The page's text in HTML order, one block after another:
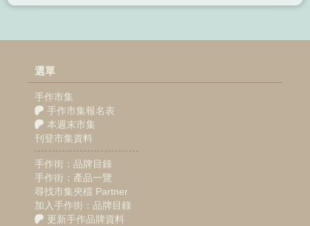
選單
手作市集
手作市集報名表
本週末市集
刊登市集資料
手作街：品牌目錄
手作街：產品一覽
尋找市集夾檔 Partner
加入手作街：品牌目錄
更新手作品牌資料